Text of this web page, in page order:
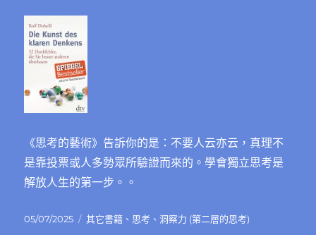
《思考的藝術》告訴你的是：不要人云亦云，真理不
是靠投票或人多勢眾所驗證而來的。學會獨立思考是
解放人生的第一步。。
發
05/07/2025
分
其它書籍 、 思考 、洞察力 (第二層的思考)